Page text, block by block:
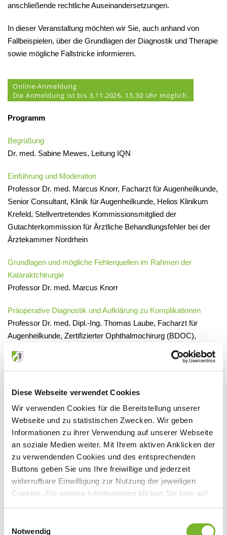
Diese Webseite verwendet Cookies
Wir verwenden Cookies für die Bereitstellung unserer
Webseite und zu statistischen Zwecken. Wir geben
Informationen zu ihrer Verwendung auf unserer Webseite
an soziale Medien weiter. Mit Ihrem aktiven Anklicken der
zu verwendenden Cookies und des entsprechenden
Buttons geben Sie uns Ihre freiwillige und jederzeit
widerrufbare Einwilligung zur Nutzung der jeweiligen
Cookies. Für weitere Informationen klicken Sie bitte auf
Datenschutzerklärung
Notwendig
anschließende rechtliche Auseinandersetzungen.
In dieser Veranstaltung möchten wir Sie, auch anhand von
Fallbeispielen, über die Grundlagen der Diagnostik und Therapie
sowie mögliche Fallstricke informieren.
Online-Anmeldung
Die Anmeldung ist bis 3.11.2026, 15.30 Uhr möglich.
Programm
Begrüßung
Dr. med. Sabine Mewes, Leitung IQN
Einführung und Moderation
Professor Dr. med. Marcus Knorr, Facharzt für Augenheilkunde,
Senior Consultant, Klinik für Augenheilkunde, Helios Klinikum
Krefeld, Stellvertretendes Kommissionsmitglied der
Gutachterkommission für Ärztliche Behandlungsfehler bei der
Ärztekammer Nordrhein
Grundlagen und mögliche Fehlerquellen im Rahmen der
Kataraktchirurgie
Professor Dr. med. Marcus Knorr
Präoperative Diagnostik und Aufklärung zu Komplikationen
Professor Dr. med. Dipl.-Ing. Thomas Laube, Facharzt für
Augenheilkunde, Zertifizierter Ophthalmochirurg (BDOC),
Anästhesieformen und Linsen mit Zusatznutzen in der
Dr. med. Karsten Klabe, Augenarzt, Augenchirurg, leitender
Operateur und Leiter des Glaukom-Zentrums in Düsseldorf,
Niedergelassen in Düsseldorf, Mitglied der
Gutachterkommission für Ärztliche Behandlungsfehler bei der
Ärztekammer Nordrhein
Postoperatives Management in der Praxis
Professor Dr. med. Bernd Bertram, Facharzt für
Augenheilkunde, niedergelassen in Aachen, Ehrenvorsitzender
des Berufsverbandes der Augenärzte Deutschlands e.V.,
Ophthalmologischen Gesellschaft (DOG), Vorsitzender der